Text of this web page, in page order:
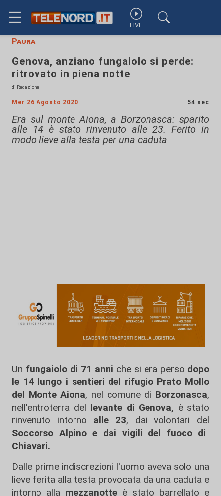
☰ LIVE
Paura
Genova, anziano fungaiolo si perde:
ritrovato in piena notte
di Redazione
Mer 26 Agosto 2020 54 sec
Era sul monte Aiona, a Borzonasca: sparito
alle 14 è stato rinvenuto alle 23. Ferito in
modo lieve alla testa per una caduta
Un fungaiolo di 71 anni che si era perso dopo
le 14 lungo i sentieri del rifugio Prato Mollo
del Monte Aiona, nel comune di Borzonasca,
nell'entroterra del levante di Genova, è stato
rinvenuto intorno alle 23, dai volontari del
Soccorso Alpino e dai vigili del fuoco di
Chiavari.
Dalle prime indiscrezioni l'uomo aveva solo una
lieve ferita alla testa provocata da una caduta e
intorno alla mezzanotte è stato barrellato e